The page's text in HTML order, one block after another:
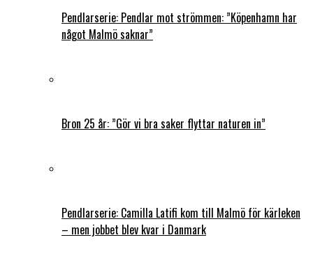
Pendlarserie: Pendlar mot strömmen: ”Köpenhamn har
något Malmö saknar”
Bron 25 år: ”Gör vi bra saker flyttar naturen in”
Pendlarserie: Camilla Latifi kom till Malmö för kärleken
– men jobbet blev kvar i Danmark